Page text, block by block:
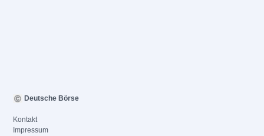
Deutsche Börse
Kontakt
Impressum